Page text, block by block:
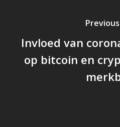
Invloed van
op bitcoin en